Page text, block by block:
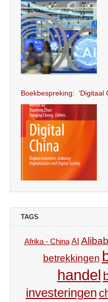
Boekbespreking: ‘Digitaal
TAGS
Afrika - China AI
betrekkingen
handel
investeringen